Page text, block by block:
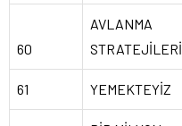
60
AVLANMA
STRATEJİLERİ
61 YEMEKTEYİZ